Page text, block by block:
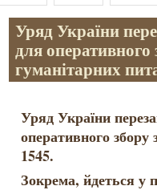
Уряд України
для оперативного
гуманітарних
Уряд України
оперативного збору
1545.
Зокрема, йдеться у